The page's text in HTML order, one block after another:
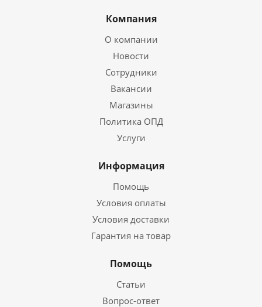
Компания
О компании
Новости
Сотрудники
Вакансии
Магазины
Политика ОПД
Услуги
Информация
Помощь
Условия оплаты
Условия доставки
Гарантия на товар
Помощь
Статьи
Вопрос-ответ